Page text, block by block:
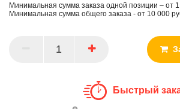
ПАРТНЕР
Минимальная сумма заказа одной позиции – от
Минимальная сумма общего заказа - от 10 000
Быстрый